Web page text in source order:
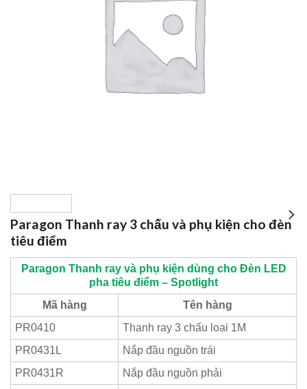
Paragon Thanh ray 3 chấu và phụ kiện cho đèn
tiêu điểm
Paragon Thanh ray và phụ kiện dùng cho Đèn LED
pha tiêu điểm – Spotlight
Mã hàng
Tên hàng
PR0410
Thanh ray 3 chấu loại 1M
PR0431L
Nắp đầu nguồn trái
PR0431R
Nắp đầu nguồn phải